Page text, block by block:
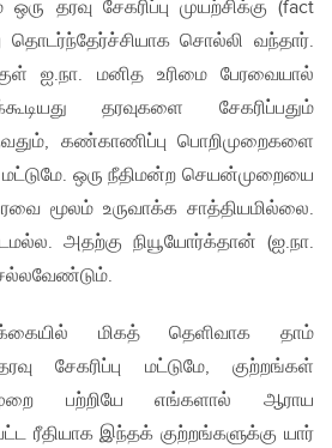
தரவு சேகரிப்பு முயற்சிக்கு (fact
தொடர்ந்தேர்ச்சியாக சொல்லி வந்தார்.
ஐ.நா. மனித உரிமை பேரவையால்
தரவுகளை சேகரிப்பதும்
கண்காணிப்பு பொறிமுறைகளை
ஒரு நீதிமன்ற செயன்முறையை
மூலம் உருவாக்க சாத்தியமில்லை.
அதற்கு நியூயோர்க்தான் (ஐ.நா.
மிகத் தெளிவாக தாம்
சேகரிப்பு மட்டுமே, குற்றங்கள்
பற்றியே எங்களால் ஆராய
ரீதியாக இந்தக் குற்றங்களுக்கு யார்